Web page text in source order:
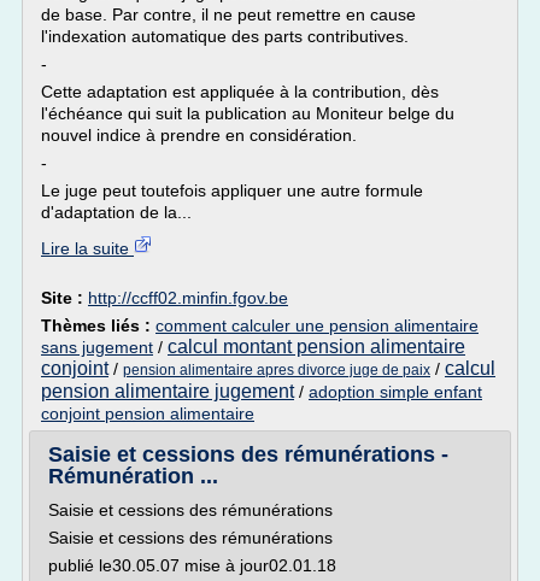
de base. Par contre, il ne peut remettre en cause
l'indexation automatique des parts contributives.
-
Cette adaptation est appliquée à la contribution, dès
l'échéance qui suit la publication au Moniteur belge du
nouvel indice à prendre en considération.
-
Le juge peut toutefois appliquer une autre formule
d'adaptation de la...
Lire la suite
Site : http://ccff02.minfin.fgov.be
Thèmes liés : comment calculer une pension alimentaire
sans jugement / calcul montant pension alimentaire
conjoint/ pension alimentaire apres divorce juge de paix / calcul
pension alimentaire jugement/ adoption simple enfant
conjoint pension alimentaire
Saisie et cessions des rémunérations -
Rémunération ...
Saisie et cessions des rémunérations
Saisie et cessions des rémunérations
publié le30.05.07 mise à jour02.01.18